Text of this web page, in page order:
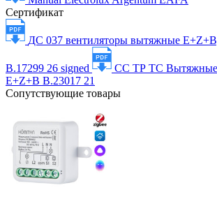
Сертификат
ДС 037 вентиляторы вытяжные
В.17299 26 signed
СС ТР ТС Вытяжные
E+Z+B В.23017 21
Сопутствующие товары